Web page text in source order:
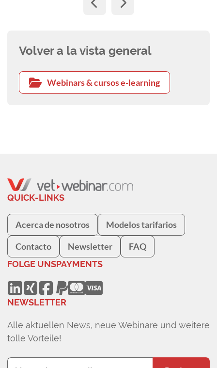
Volver a la vista general
Webinars & cursos e-learning
QUICK-LINKS
Acerca de nosotros Modelos tarifarios
Contacto Newsletter FAQ
FOLGE UNSPAYMENTS
NEWSLETTER
Alle aktuellen News, neue Webinare und weitere
tolle Vorteile!